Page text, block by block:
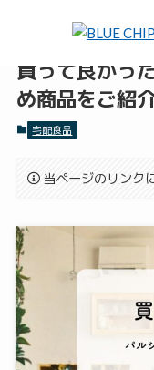
買って良かっ
め商品をご紹
宅配食品
当ページのリンク